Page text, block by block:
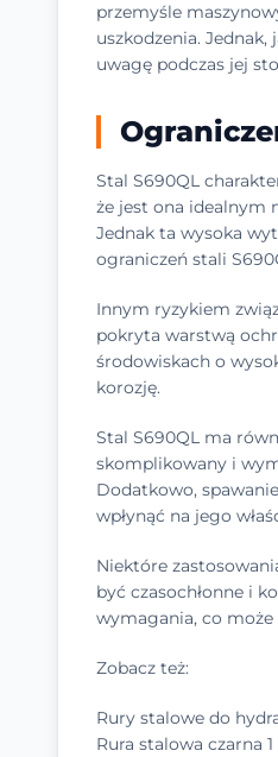
przemyśle
uszkodzenia.
uwagę podczas jej
Stal S690QL
że jest ona idealnym
Jednak ta wysoka
ograniczeń stali
Innym ryzykiem
pokryta warstwą
środowiskach o
korozję.
Stal S690QL ma
skomplikowany i
Dodatkowo,
wpłynąć na jego
Niektóre
być czasochłonne i
wymagania, co
Zobacz też:
Rury stalowe do
Rura stalowa czarna 1